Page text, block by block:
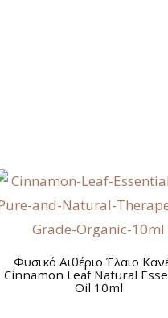
Φυσικό Αιθέριο Έλαιο
Cinnamon Leaf Natural
Oil 10ml